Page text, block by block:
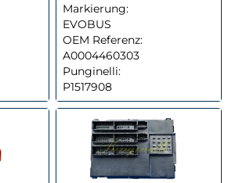
Markierung:
EVOBUS
OEM Referenz:
A0004460303
Punginelli:
P1517908